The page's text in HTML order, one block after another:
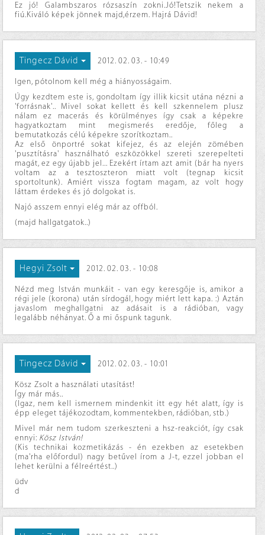
Ez jó! Galambszaros rózsaszín zokni.Jó!Tetszik nekem a
fiú.Kiváló képek jönnek majd,érzem. Hajrá Dávid!
Tingecz Dávid 2012. 02. 03. - 10:49
Igen, pótolnom kell még a hiányosságaim.
Úgy kezdtem este is, gondoltam így illik kicsit utána nézni a
'forrásnak'.. Mivel sokat kellett és kell szkennelem plusz
nálam ez macerás és körülményes így csak a képekre
hagyatkoztam mint megismerés eredője, főleg a
bemutatkozás célú képekre szorítkoztam..
Az első önportré sokat kifejez, és az elején zömében
'pusztításra' használható eszközökkel szereti szerepelteti
magát, ez egy újabb jel... Ezekért írtam azt amit (bár ha nyers
voltam az a tesztoszteron miatt volt (tegnap kicsit
sportoltunk). Amiért vissza fogtam magam, az volt hogy
láttam érdekes és jó dolgokat is.
Najó asszem ennyi elég már az offból.
(majd hallgatgatok..)
Hegyi Zsolt 2012. 02. 03. - 10:08
Nézd meg István munkáit - van egy keresgője is, amikor a
régi jele (korona) után sírdogál, hogy miért lett kapa. :) Aztán
javaslom meghallgatni az adásait is a rádióban, vagy
legalább néhányat. Ő a mi őspunk tagunk.
Tingecz Dávid 2012. 02. 03. - 10:01
Kösz Zsolt a használati utasítást!
Így már más..
(Igaz, nem kell ismernem mindenkit itt egy hét alatt, így is
épp eleget tájékozodtam, kommentekben, rádióban, stb.)
Mivel már nem tudom szerkeszteni a hsz-reakciót, így csak
ennyi: Kösz István!
(Kis technikai kozmetikázás - én ezekben az esetekben
(ma'rha előfordul) nagy betűvel írom a J-t, ezzel jobban el
lehet kerülni a félreértést..)
üdv
d